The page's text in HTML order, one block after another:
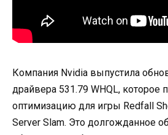
Компания Nvidia выпустила
драйвера 531.79 WHQL, которое
оптимизацию для игры Redfall
Server Slam. Это долгожданное